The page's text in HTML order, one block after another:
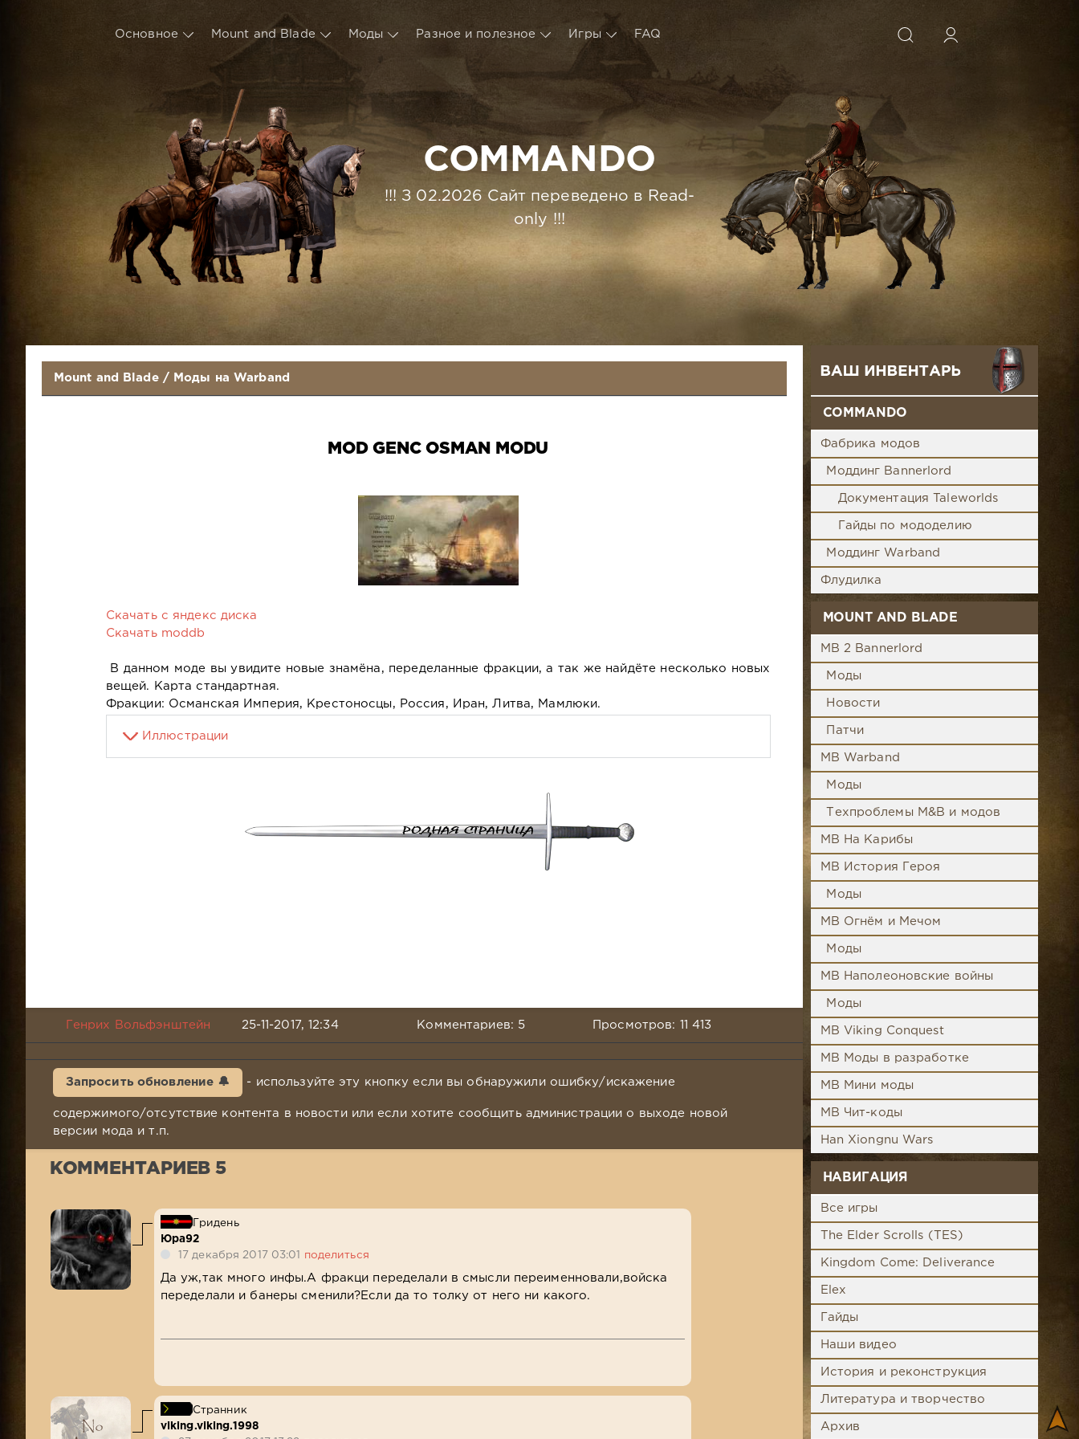
Основное Mount and Blade Моды Разное и полезное Игры FAQ
COMMANDO
!!! З 02.2026 Сайт переведено в Read-
only !!!
Mount and Blade/ Моды на Warband
MOD GENC OSMAN MODU
Скачать с яндекс диска
Скачать moddb
В данном моде вы увидите новые знамёна, переделанные фракции, а так же найдёте несколько новых
вещей. Карта стандартная.
Фракции: Османская Империя, Крестоносцы, Россия, Иран, Литва, Мамлюки.
Иллюстрации
Генрих Вольфэнштейн 25-11-2017, 12:34 Комментариев: 5 Просмотров: 11 413
Запросить обновление 🔔 - используйте эту кнопку если вы обнаружили ошибку/искажение
содержимого/отсутствие контента в новости или если хотите сообщить администрации о выходе новой
версии мода и т.п.
КОММЕНТАРИЕВ 5
Гридень
Юра92
17 декабря 2017 03:01
поделиться
Да уж,так много инфы.А фракци переделали в смысли переименновали,войска
переделали и банеры сменили?Если да то толку от него ни какого.
Странник
viking.viking.1998
COMMANDO
Фабрика модов
Моддинг Bannerlord
Документация Taleworlds
Гайды по мододелию
Моддинг Warband
Флудилка
MOUNT AND BLADE
MB 2 Bannerlord
Моды
Новости
Патчи
MB Warband
Моды
Техпроблемы M&B и модов
MB На Карибы
MB История Героя
Моды
MB Огнём и Мечом
Моды
MB Наполеоновские войны
Моды
MB Viking Conquest
MB Моды в разработке
MB Мини моды
MB Чит-коды
Han Xiongnu Wars
НАВИГАЦИЯ
Все игры
The Elder Scrolls (TES)
Kingdom Come: Deliverance
Elex
Гайды
Наши видео
История и реконструкция
Литература и творчество
Архив